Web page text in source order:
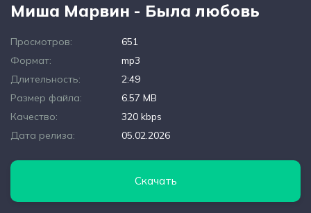
Миша Марвин - Была любовь
Просмотров:
651
Формат:
mp3
Длительность:
2:49
Размер файла:
6.57 MB
Качество:
320 kbps
Дата релиза:
05.02.2026
Скачать